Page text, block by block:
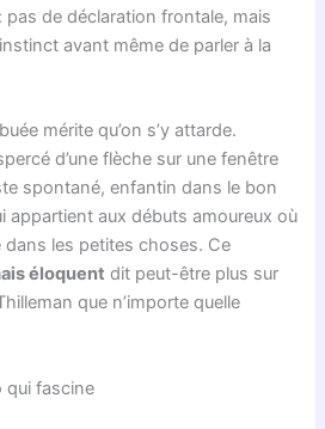
de déclaration frontale, mais
avant même de parler à la
mérite qu’on s’y attarde.
d’une flèche sur une fenêtre
spontané, enfantin dans le bon
appartient aux débuts amoureux où
dans les petites choses. Ce
éloquent dit peut-être plus sur
que n’importe quelle
qui fascine